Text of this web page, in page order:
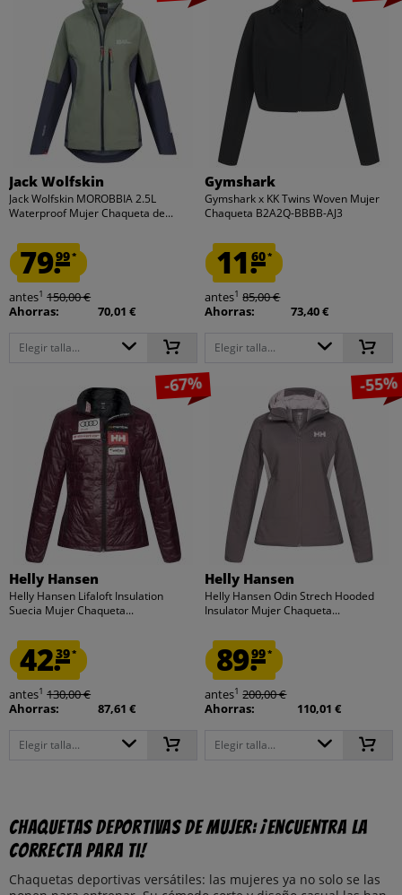
Jack Wolfskin
Jack Wolfskin MOROBBIA 2.5L
Waterproof Mujer Chaqueta de...
79.99*
antes1 150,00 €
Ahorras:
70,01 €
Elegir talla...
Gymshark
Gymshark x KK Twins Woven Mujer
Chaqueta B2A2Q-BBBB-AJ3
11.60*
antes1 85,00 €
Ahorras:
73,40 €
Elegir talla...
-67%
Helly Hansen
Helly Hansen Lifaloft Insulation
Suecia Mujer Chaqueta...
42.39*
antes1 130,00 €
Ahorras:
87,61 €
Elegir talla...
-55%
Helly Hansen
Helly Hansen Odin Strech Hooded
Insulator Mujer Chaqueta...
89.99*
antes1 200,00 €
Ahorras:
110,01 €
Elegir talla...
Chaquetas deportivas de mujer: ¡encuentra la
correcta para ti!
Chaquetas deportivas versátiles: las mujeres ya no solo se las